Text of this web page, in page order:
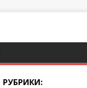
РУБРИКИ: